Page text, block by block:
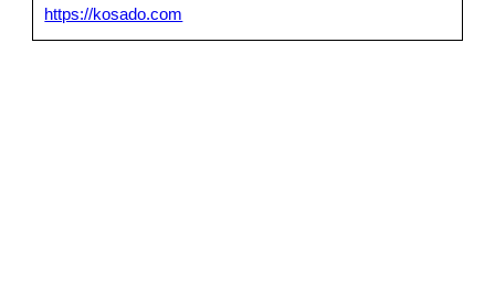
https://kosado.com